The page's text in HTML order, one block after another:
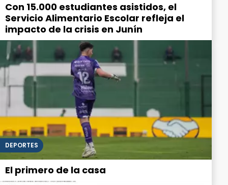
Con 15.000 estudiantes asistidos, el
Servicio Alimentario Escolar refleja el
impacto de la crisis en Junín
DEPORTES
El primero de la casa